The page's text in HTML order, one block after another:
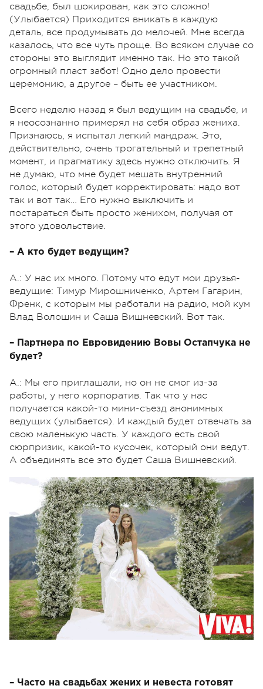
свадьбе, был шокирован, как это сложно!
(Улыбается) Приходится вникать в каждую
деталь, все продумывать до мелочей. Мне всегда
казалось, что все чуть проще. Во всяком случае со
стороны это выглядит именно так. Но это такой
огромный пласт забот! Одно дело провести
церемонию, а другое – быть ее участником.
Всего неделю назад я был ведущим на свадьбе, и
я неосознанно примерял на себя образ жениха.
Признаюсь, я испытал легкий мандраж. Это,
действительно, очень трогательный и трепетный
момент, и прагматику здесь нужно отключить. Я
не думаю, что мне будет мешать внутренний
голос, который будет корректировать: надо вот
так и вот так… Его нужно выключить и
постараться быть просто женихом, получая от
этого удовольствие.
– А кто будет ведущим?
А.: У нас их много. Потому что едут мои друзья-
ведущие: Тимур Мирошниченко, Артем Гагарин,
Френк, с которым мы работали на радио, мой кум
Влад Волошин и Саша Вишневский. Вот так.
– Партнера по Евровидению Вовы Остапчука не
будет?
А.: Мы его приглашали, но он не смог из-за
работы, у него корпоратив. Так что у нас
получается какой-то мини-съезд анонимных
ведущих (улыбается). И каждый будет отвечать за
свою маленькую часть. У каждого есть свой
сюрпризик, какой-то кусочек, который они ведут.
А объединять все это будет Саша Вишневский.
– Часто на свадьбах жених и невеста готовят